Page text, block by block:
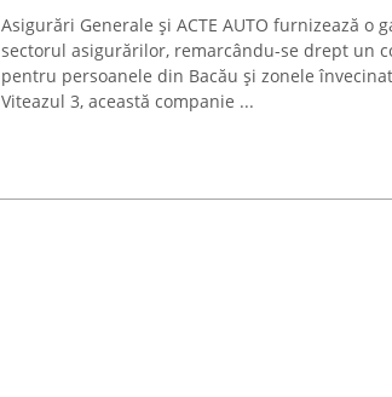
Asigurări Generale și ACTE AUTO furnizează o
sectorul asigurărilor, remarcându-se drept un
pentru persoanele din Bacău și zonele
Viteazul 3, această companie ...